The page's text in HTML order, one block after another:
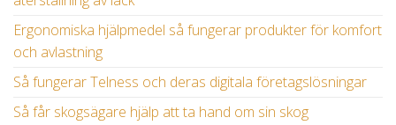
Ergonomiska hjälpmedel så fungerar produkter för komfort
och avlastning
Så fungerar Telness och deras digitala företagslösningar
Så får skogsägare hjälp att ta hand om sin skog